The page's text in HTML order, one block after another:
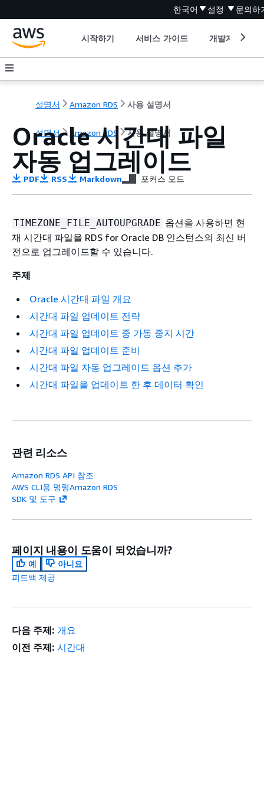
한국어 설정 문의하
시작하기 서비스 가이드 개발자 도구
설명서 Amazon RDS 사용 설명서
설명서 Amazon RDS 사용 설명서
Oracle 시간대 파일
자동 업그레이드
PDF RSS Markdown 포커스 모드
TIMEZONE_FILE_AUTOUPGRADE 옵션을 사용하면 현
재 시간대 파일을 RDS for Oracle DB 인스턴스의 최신 버
전으로 업그레이드할 수 있습니다.
주제
Oracle 시간대 파일 개요
시간대 파일 업데이트 전략
시간대 파일 업데이트 중 가동 중지 시간
시간대 파일 업데이트 준비
시간대 파일 자동 업그레이드 옵션 추가
시간대 파일을 업데이트 한 후 데이터 확인
관련 리소스
Amazon RDS API 참조
AWS CLI용 명령Amazon RDS
SDK 및 도구
페이지 내용이 도움이 되었습니까?
예
아니요
피드백 제공
다음 주제: 개요
이전 주제: 시간대